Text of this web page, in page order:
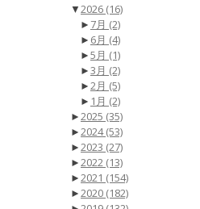
▼2026 (16)
► 7月 (2)
► 6月 (4)
►5月 (1)
►3月 (2)
►2月 (5)
► 1月 (2)
►2025 (35)
►2024(53)
►2023 (27)
►2022 (13)
►2021 (154)
►2020 (182)